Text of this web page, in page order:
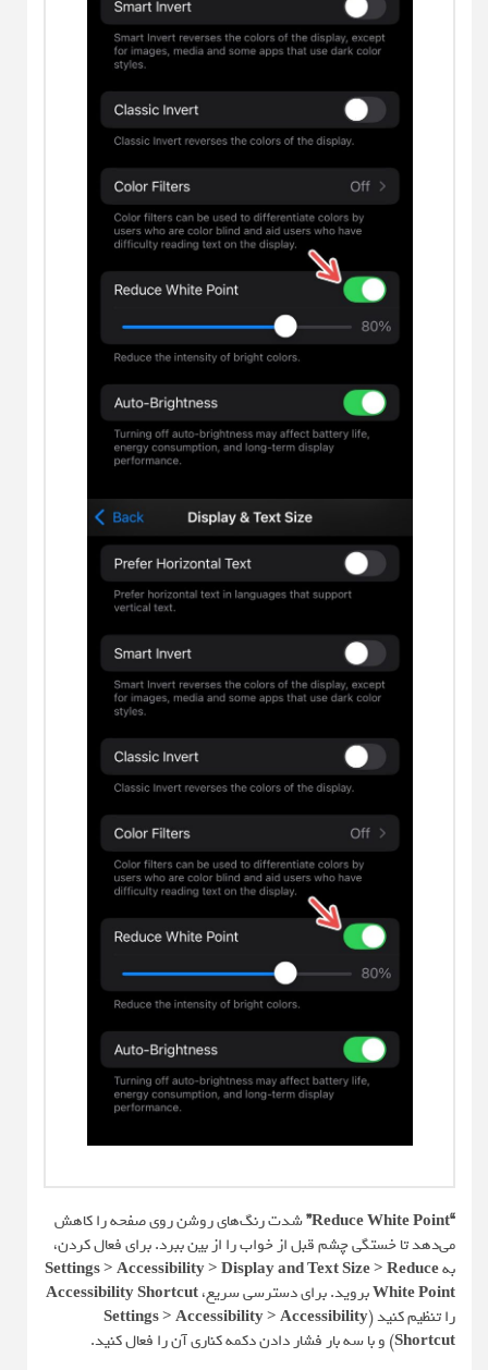
شدت رنگ‌های روشن روی صفحه را کاهش
می‌دهد تا خستگی چشم قبل از خواب را از بین ببرد. برای فعال کردن،
Settings > Accessibility > Display and Text Size > Reduce
White Pointبروید. برای دسترسی سریع،Accessibility Shortcut
را تنظیم کنید (Settings > Accessibility > Accessibility
Shortcut) و با سه بار فشار دادن دکمه کناری آن را فعال کنید.